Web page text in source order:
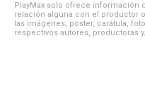
PlayMax solo ofrece información
relación alguna con el productor
las imágenes, póster, carátula,
respectivos autores, productoras